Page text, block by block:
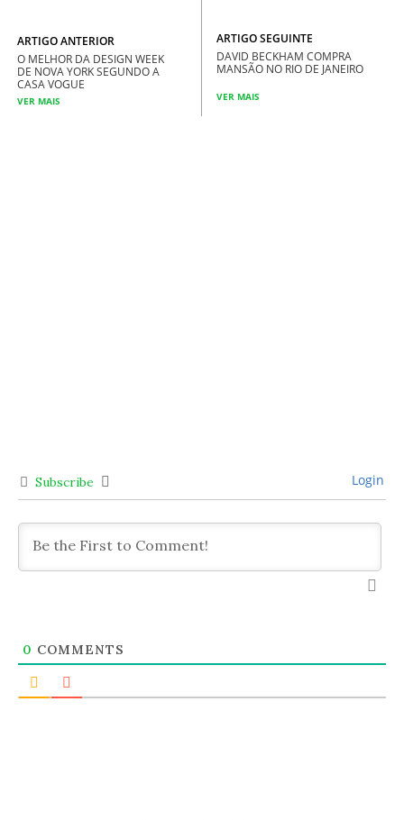
ARTIGO ANTERIOR
O MELHOR DA DESIGN WEEK
DE NOVA YORK SEGUNDO A
CASA VOGUE
VER MAIS
ARTIGO SEGUINTE
DAVID BECKHAM COMPRA
MANSÃO NO RIO DE JANEIRO
VER MAIS
Subscribe Login
0 COMMENTS